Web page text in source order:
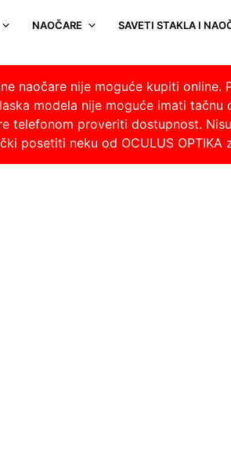
NAOČARE SAVETI STAKLA I
naočare nije moguće kupiti online.
modela nije moguće imati
telefonom proveriti dostupnost.
posetiti neku od OCULUS